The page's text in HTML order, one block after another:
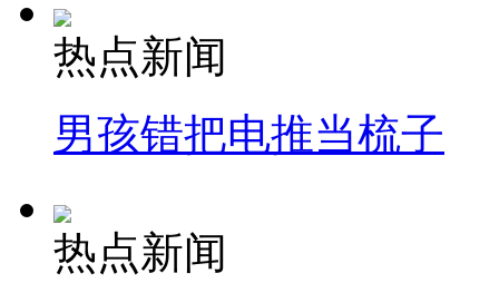
热点新闻
男孩错把电推当梳子
热点新闻